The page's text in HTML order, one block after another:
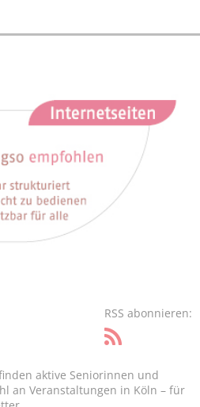
RSS abonnieren:
aktive Seniorinnen und
an Veranstaltungen in Köln – für